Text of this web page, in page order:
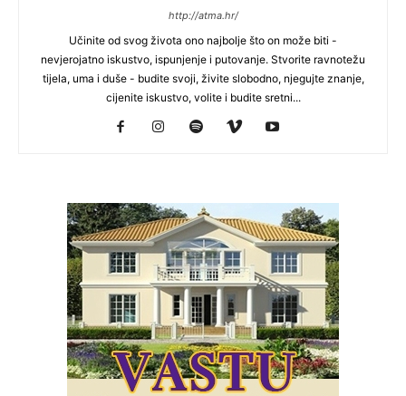
http://atma.hr/
Učinite od svog života ono najbolje što on može biti -
nevjerojatno iskustvo, ispunjenje i putovanje. Stvorite ravnotežu
tijela, uma i duše - budite svoji, živite slobodno, njegujte znanje,
cijenite iskustvo, volite i budite sretni...